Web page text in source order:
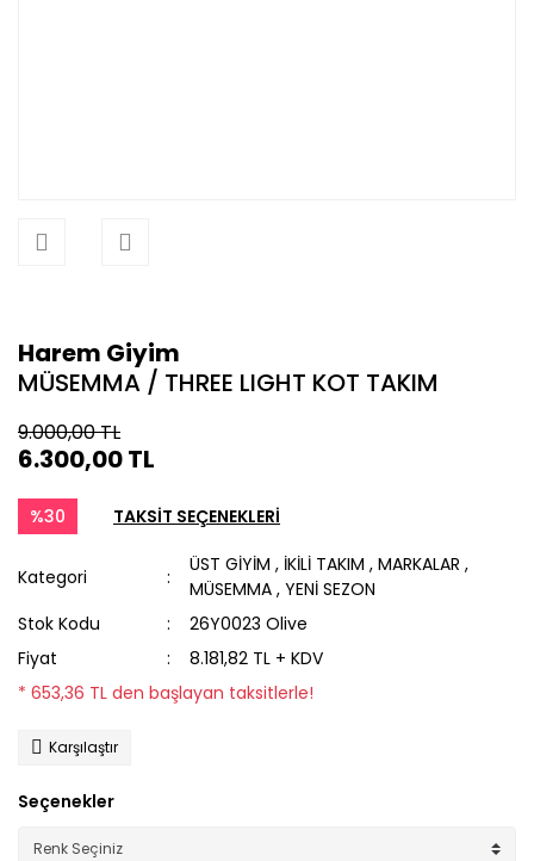
Harem Giyim
MÜSEMMA / THREE LIGHT KOT TAKIM
9.000,00 TL
6.300,00 TL
%30 TAKSİT SEÇENEKLERİ
Kategori
ÜST GİYİM , İKİLİ TAKIM ,MARKALAR ,
MÜSEMMA,YENİ SEZON
Stok Kodu
26Y0023 Olive
Fiyat
8.181,82 TL + KDV
* 653,36 TL den başlayan taksitlerle!
Karşılaştır
Seçenekler